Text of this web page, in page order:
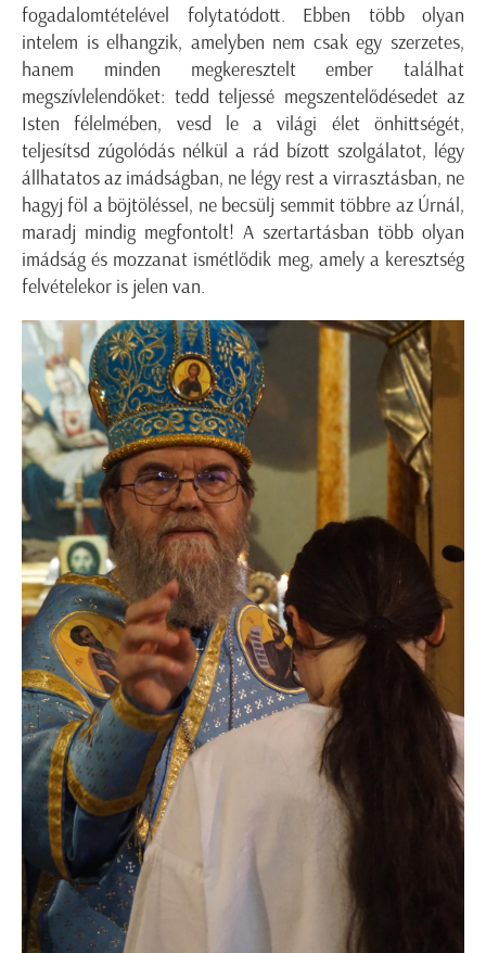
fogadalomtételével folytatódott. Ebben több olyan
intelem is elhangzik, amelyben nem csak egy szerzetes,
hanem minden megkeresztelt ember találhat
megszívlelendőket: tedd teljessé megszentelődésedet az
Isten félelmében, vesd le a világi élet önhittségét,
teljesítsd zúgolódás nélkül a rád bízott szolgálatot, légy
állhatatos az imádságban, ne légy rest a virrasztásban, ne
hagyj föl a böjtöléssel, ne becsülj semmit többre az Úrnál,
maradj mindig megfontolt! A szertartásban több olyan
imádság és mozzanat ismétlődik meg, amely a keresztség
felvételekor is jelen van.